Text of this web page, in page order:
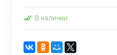
В наличии